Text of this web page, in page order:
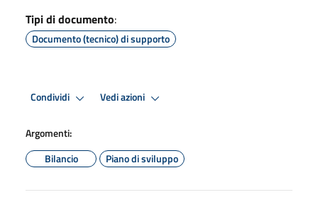
Tipi di documento:
Documento (tecnico) di supporto
Condividi Vedi azioni
Argomenti:
Bilancio
Piano di sviluppo